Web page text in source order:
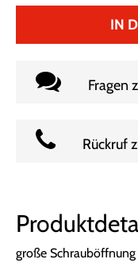
IN
Fragen
Rückruf
große